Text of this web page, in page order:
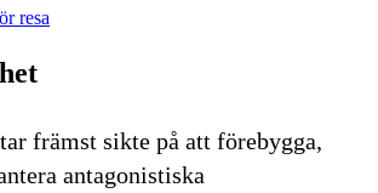
resa
främst sikte på att förebygga,
antagonistiska